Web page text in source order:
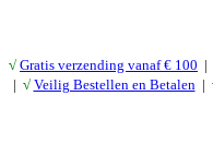
√ Gratis verzending vanaf € 100 |
| √ Veilig Bestellen en Betalen |